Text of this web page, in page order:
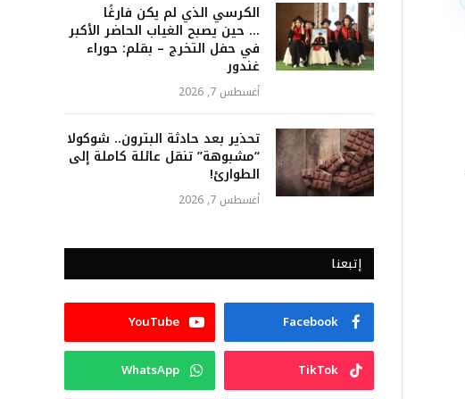
الكرسي الذي لم يكن فارغًا
… حين يصبح الغياب الحاضر الأكبر
في حفل التخرج – بقلم: حوراء
غندور
أغسطس 7, 2026
تحذير بعد حادثة البترون.. شوكولا
“مشبوهة” تنقل عائلة كاملة إلى
الطوارئ!
أغسطس 7, 2026
إتبعنا
Facebook
YouTube
TikTok
WhatsApp